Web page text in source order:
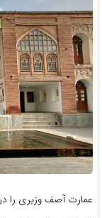
عمارت آصف وزیری را